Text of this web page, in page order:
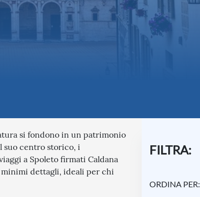
si fondono in un patrimonio
suo centro storico, i
a Spoleto firmati Caldana
dettagli, ideali per chi
FILTRA:
ORDINA PER: